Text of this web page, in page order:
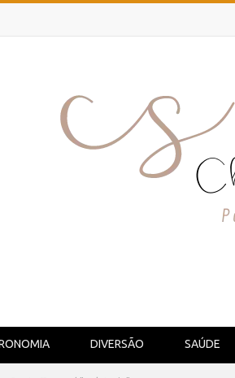
DIVERSÃO SAÚDE